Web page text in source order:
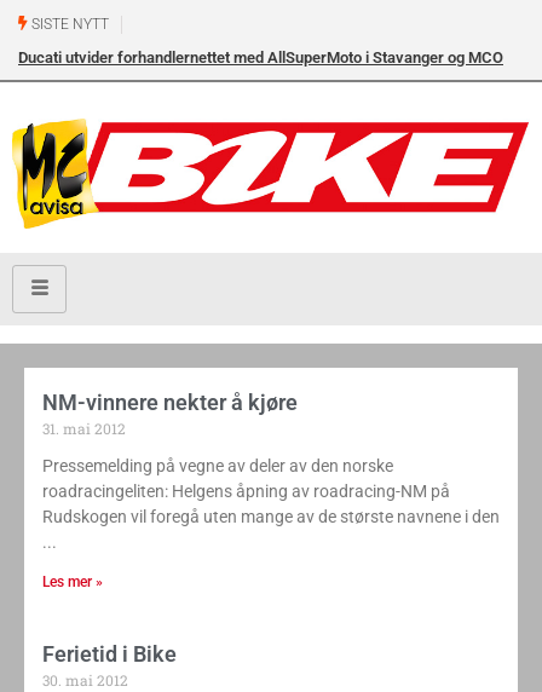
SISTE NYTT
Ducati utvider forhandlernettet med AllSuperMoto i Stavanger og MCO
NM-vinnere nekter å kjøre
31. mai 2012
Pressemelding på vegne av deler av den norske
roadracingeliten: Helgens åpning av roadracing-NM på
Rudskogen vil foregå uten mange av de største navnene i den
Les mer »
Ferietid i Bike
30. mai 2012